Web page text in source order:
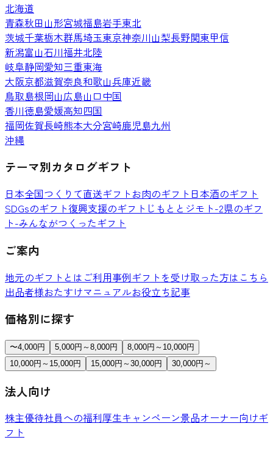
北海道
青森秋田 山形宮城福島岩手東北
茨城千葉栃木群馬埼玉東京神奈川山梨長野関東甲信
新潟富山石川福井北陸
岐阜静岡愛知三重東海
大阪京都滋賀奈良和歌山兵庫近畿
鳥取島根岡山広島山口 中国
香川徳島愛媛高知四国
福岡佐賀長崎熊本大分宮崎鹿児島九州
沖縄
テーマ別カタログギフト
日本全国つくりて直送ギフトお肉のギフト 日本酒のギフト
SDGsのギフト復興支援のギフト じもととジモト-2県のギフ
ト-みんながつくったギフト
ご案内
地元のギフトとは ご利用事例ギフトを受け取った方はこちら
出品者様おたすけマニュアルお役立ち記事
価格別に探す
〜4,000円 5,000円～8,000円
8,000円～10,000円
10,000円～15,000円
15,000円～30,000円 30,000円～
法人向け
株主優待社員への福利厚生キャンペーン景品オーナー向けギ
フト